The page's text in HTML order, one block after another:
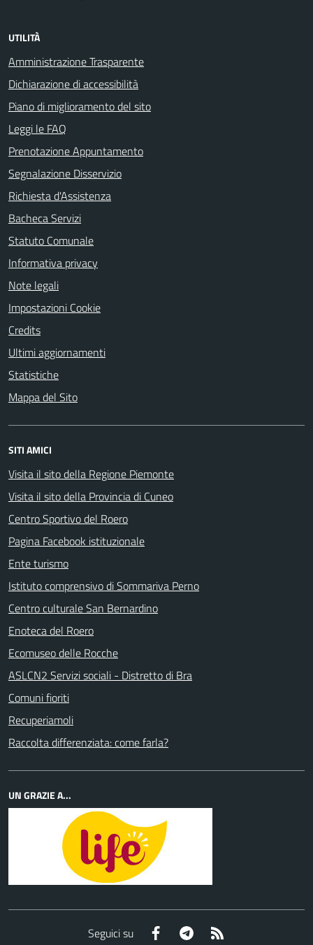
UTILITÀ
Amministrazione Trasparente
Dichiarazione di accessibilità
Piano di miglioramento del sito
Leggi le FAQ
Prenotazione Appuntamento
Segnalazione Disservizio
Richiesta d'Assistenza
Bacheca Servizi
Statuto Comunale
Informativa privacy
Note legali
Impostazioni Cookie
Credits
Ultimi aggiornamenti
Statistiche
Mappa del Sito
SITI AMICI
Visita il sito della Regione Piemonte
Visita il sito della Provincia di Cuneo
Centro Sportivo del Roero
Pagina Facebook istituzionale
Ente turismo
Istituto comprensivo di Sommariva Perno
Centro culturale San Bernardino
Enoteca del Roero
Ecomuseo delle Rocche
ASLCN2 Servizi sociali - Distretto di Bra
Comuni fioriti
Recuperiamoli
Raccolta differenziata: come farla?
UN GRAZIE A...
Seguici su Facebook Telegram